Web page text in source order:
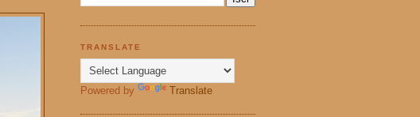
TRANSLATE
Powered by Translate